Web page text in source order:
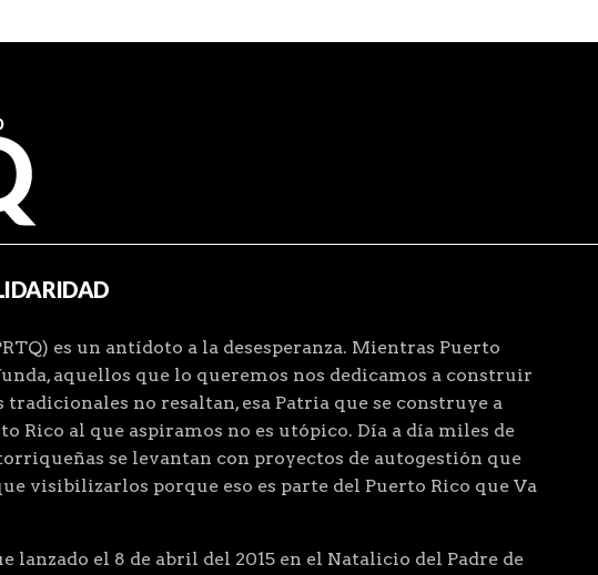
es un antídoto a la desesperanza. Mientras Puerto
aquellos que lo queremos nos dedicamos a construir
tradicionales no resaltan, esa Patria que se construye a
Rico al que aspiramos no es utópico. Día a día miles de
se levantan con proyectos de autogestión que
visibilizarlos porque eso es parte del Puerto Rico que Va
lanzado el 8 de abril del 2015 en el Natalicio del Padre de